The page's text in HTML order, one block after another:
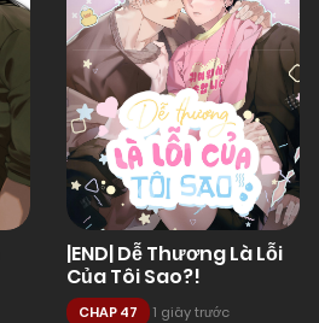
|END| Dễ Thương Là Lỗi
Của Tôi Sao?!
CHAP 47 1 giây trước